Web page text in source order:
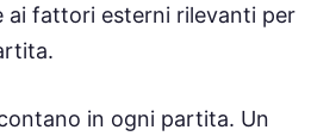
ai fattori esterni rilevanti per
in ogni partita. Un